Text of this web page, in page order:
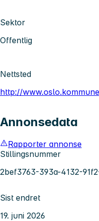
Sektor
Offentlig
Nettsted
http://
Annonsedata
Rapporter annonse
Stillingsnummer
2bef3763-393a-4132-
Sist endret
19. juni 2026